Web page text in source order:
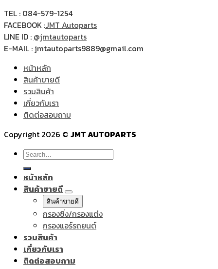
TEL : 084-579-1254
FACEBOOK :JMT Autoparts
LINE ID : @jmtautoparts
E-MAIL : jmtautoparts9889@gmail.com
หน้าหลัก
สินค้าขายดี
รวมสินค้า
เกี่ยวกับเรา
ติดต่อสอบถาม
Copyright 2026 © JMT AUTOPARTS
Search
for:
หน้าหลัก
สินค้าขายดี
สินค้าขายดี
กรองซิ่ง/กรองแต่ง
กรองแอร์รถยนต์
รวมสินค้า
เกี่ยวกับเรา
ติดต่อสอบถาม